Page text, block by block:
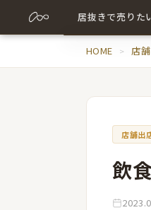
居抜きで売りた
売却について詳
HOME 店
店舗出
飲